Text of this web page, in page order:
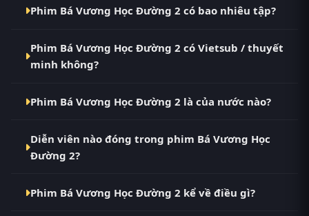
Vietsub HD miễn phí tại RoPhim (phimvn2y.com) —
đến thay thế cho PhimMoi, MotPhim, MotChill,
GhienPhim, ThungPhim, Phim VN2, BiluTV, TVHay.
Phim Bá Vương Học Đường 2 có bao nhiêu tập?
Full. Tại RoPhim, các tập mới được cập nhật liên tục
mỗi 10 phút khi nguồn có nội dung mới.
Phim Bá Vương Học Đường 2 có Vietsub / thuyết
minh không?
Vietsub với chất lượng HD. Bạn có thể chuyển giữa
phát.
Phim Bá Vương Học Đường 2 là của nước nào?
ngay tại RoPhim phimvn2y.com.
Diễn viên nào đóng trong phim Bá Vương Học
Đường 2?
2 gồm Kyôsuke Yabe, Meisa Kuroki, Shun Oguri.
Phim Bá Vương Học Đường 2 kể về điều gì?